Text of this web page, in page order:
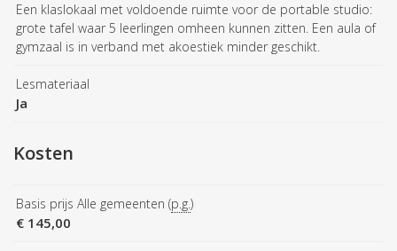
Een klaslokaal met voldoende ruimte voor de portable studio:
grote tafel waar 5 leerlingen omheen kunnen zitten. Een aula of
gymzaal is in verband met akoestiek minder geschikt.
Lesmateriaal
Ja
Kosten
Basis prijs Alle gemeenten (p.g.)
€ 145,00